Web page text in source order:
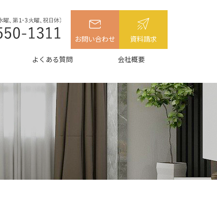
お問い合わせ 資料請求
よくある質問 会社概要